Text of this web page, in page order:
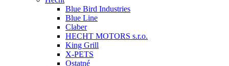
Blue Bird Industries
Blue Line
Claber
HECHT MOTORS s.r.o.
King Grill
X-PETS
Ostatné